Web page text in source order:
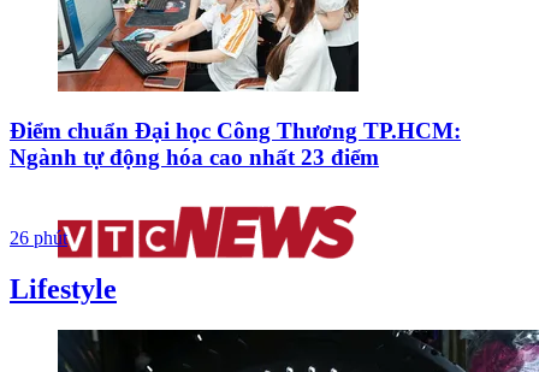
Điểm chuẩn Đại học Công Thương TP.HCM:
Ngành tự động hóa cao nhất 23 điểm
26 phút
Lifestyle